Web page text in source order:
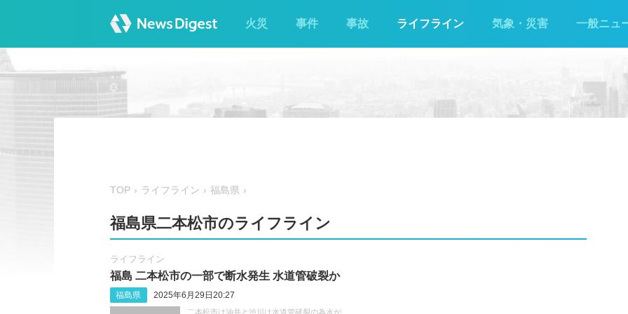
火災 事件 事故 ライフライン 気象・災害 一般ニュ
TOP ライフライン 福島県
福島県二本松市のライフライン
ライフライン
福島 二本松市の一部で断水発生 水道管破裂か
福島県 2025年6月29日20:27
二本松市は油井と渋川は水道管破裂の為水が